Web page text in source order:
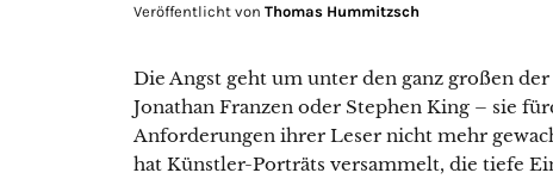
Veröffentlicht von Thomas Hummitzsch
Die Angst geht um unter den ganz großen
Jonathan Franzen oder Stephen King – sie
Anforderungen ihrer Leser nicht mehr
hat Künstler-Porträts versammelt, die tiefe